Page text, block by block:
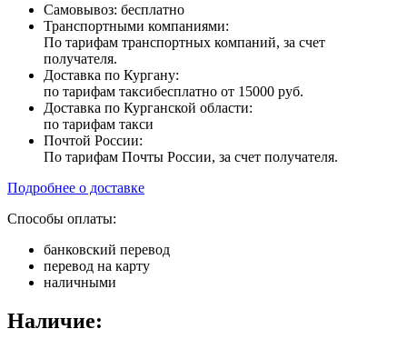
Самовывоз: бесплатно
Транспортными компаниями:
По тарифам транспортных компаний, за счет
получателя.
Доставка по Кургану:
по тарифам таксибесплатно от 15000 руб.
Доставка по Курганской области:
по тарифам такси
Почтой России:
По тарифам Почты России, за счет получателя.
Подробнее о доставке
Способы оплаты:
банковский перевод
перевод на карту
наличными
Наличие: